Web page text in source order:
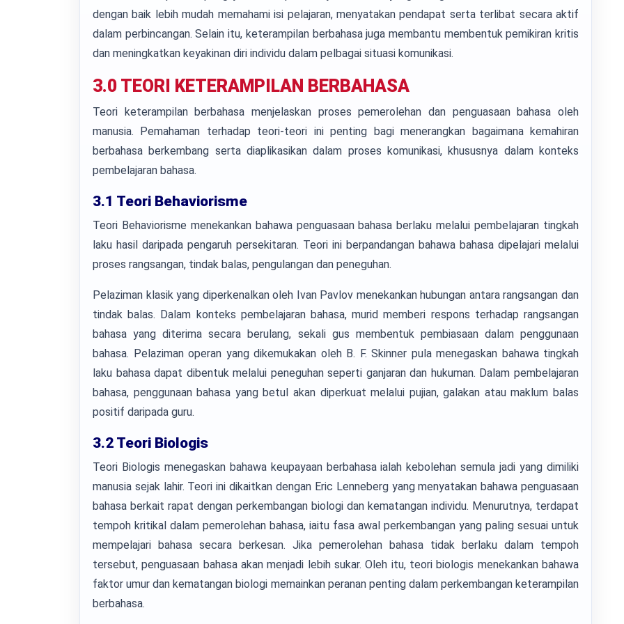
dengan baik lebih mudah memahami isi pelajaran, menyatakan pendapat serta terlibat secara aktif
dalam perbincangan. Selain itu, keterampilan berbahasa juga membantu membentuk pemikiran kritis
dan meningkatkan keyakinan diri individu dalam pelbagai situasi komunikasi.
3.0 TEORI KETERAMPILAN BERBAHASA
Teori keterampilan berbahasa menjelaskan proses pemerolehan dan penguasaan bahasa oleh
manusia. Pemahaman terhadap teori-teori ini penting bagi menerangkan bagaimana kemahiran
berbahasa berkembang serta diaplikasikan dalam proses komunikasi, khususnya dalam konteks
pembelajaran bahasa.
3.1 Teori Behaviorisme
Teori Behaviorisme menekankan bahawa penguasaan bahasa berlaku melalui pembelajaran tingkah
laku hasil daripada pengaruh persekitaran. Teori ini berpandangan bahawa bahasa dipelajari melalui
proses rangsangan, tindak balas, pengulangan dan peneguhan.
Pelaziman klasik yang diperkenalkan oleh Ivan Pavlov menekankan hubungan antara rangsangan dan
tindak balas. Dalam konteks pembelajaran bahasa, murid memberi respons terhadap rangsangan
bahasa yang diterima secara berulang, sekali gus membentuk pembiasaan dalam penggunaan
bahasa. Pelaziman operan yang dikemukakan oleh B. F. Skinner pula menegaskan bahawa tingkah
laku bahasa dapat dibentuk melalui peneguhan seperti ganjaran dan hukuman. Dalam pembelajaran
bahasa, penggunaan bahasa yang betul akan diperkuat melalui pujian, galakan atau maklum balas
positif daripada guru.
3.2 Teori Biologis
Teori Biologis menegaskan bahawa keupayaan berbahasa ialah kebolehan semula jadi yang dimiliki
manusia sejak lahir. Teori ini dikaitkan dengan Eric Lenneberg yang menyatakan bahawa penguasaan
bahasa berkait rapat dengan perkembangan biologi dan kematangan individu. Menurutnya, terdapat
tempoh kritikal dalam pemerolehan bahasa, iaitu fasa awal perkembangan yang paling sesuai untuk
mempelajari bahasa secara berkesan. Jika pemerolehan bahasa tidak berlaku dalam tempoh
tersebut, penguasaan bahasa akan menjadi lebih sukar. Oleh itu, teori biologis menekankan bahawa
faktor umur dan kematangan biologi memainkan peranan penting dalam perkembangan keterampilan
berbahasa.